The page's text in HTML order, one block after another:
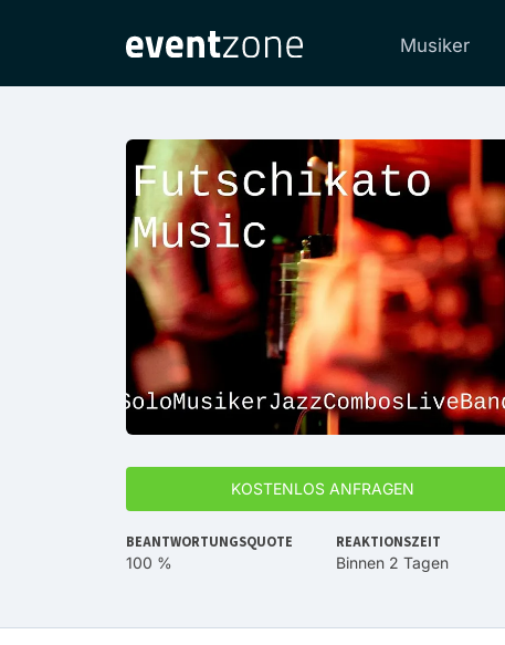
Musiker
KOSTENLOS ANFRAGEN
BEANTWORTUNGSQUOTE
100 %
REAKTIONSZEIT
Binnen 2 Tagen